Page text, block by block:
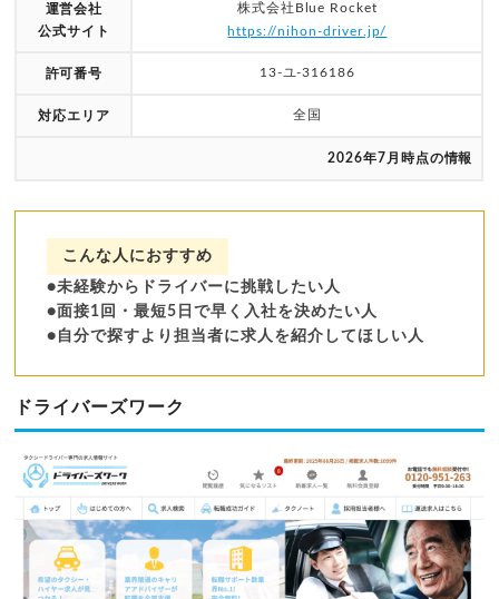
運営会社
公式サイト
株式会社Blue Rocket
https://nihon-driver.jp/
許可番号 13-ユ-316186
対応エリア 全国
2026年7月時点の情報
こんな人におすすめ
●未経験からドライバーに挑戦したい人
●面接1回・最短5日で早く入社を決めたい人
●自分で探すより担当者に求人を紹介してほしい人
ドライバーズワーク